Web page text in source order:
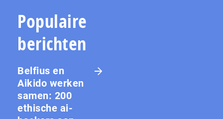
Populaire
berichten
Belfius en
Aikido werken
samen: 200
ethische ai-